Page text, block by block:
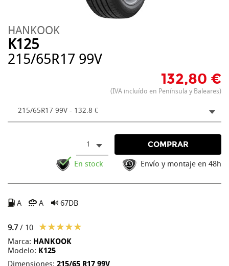
HANKOOK
K125
215/65R17 99V
132,80 €
(IVA incluído en Península y Baleares)
215/65R17 99V - 132.8 €
1 COMPRAR
En stock Envío y montaje en 48h
A A 67DB
9.7/ 10
Marca: HANKOOK
Modelo: K125
Dimensiones: 215/65 R17 99V